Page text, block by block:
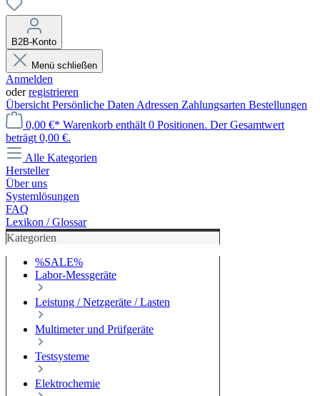
B2B-Konto
Menü schließen
Anmelden
oderregistrieren
Übersicht Persönliche Daten Adressen Zahlungsarten Bestellungen
0,00 €* Warenkorb enthält 0 Positionen. Der Gesamtwert
beträgt 0,00 €.
Alle Kategorien
Hersteller
Über uns
Systemlösungen
FAQ
Lexikon / Glossar
Kategorien
%SALE%
Labor-Messgeräte
Leistung / Netzgeräte / Lasten
Multimeter und Prüfgeräte
Testsysteme
Elektrochemie